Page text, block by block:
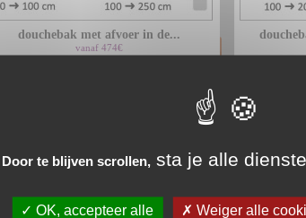
douchebak met afvoer in de...
vanaf 474€
Door te blijven scrollen, sta je alle
OK, accepteer alle Weiger alle